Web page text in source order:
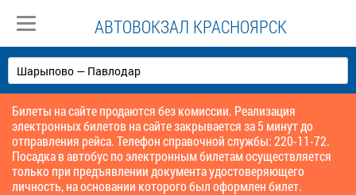
АВТОВОКЗАЛ КРАСНОЯРСК
Билеты на сайте продаются без комиссии. Реализация
электронных билетов на сайте закрывается за 5 минут до
отправления рейса. Телефон справочной службы: 220-11-72.
Посадка в автобус по электронным билетам осуществляется
только при предъявлении документа удостоверяющего
личность, на основании которого был оформлен билет.